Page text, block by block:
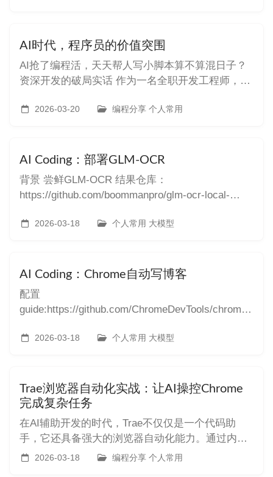
AI时代，程序员的价值突围
AI抢了编程活，天天帮人写小脚本算不算混日子？
资深开发的破局实话 作为一名全职开发工程师，最
迷茫：AI越来越能打，原来咱们手里大把编程工
心业务远得很，不像业务线开发那
2026-03-20 编程分享 个人常用
AI Coding：部署GLM-OCR
背景 尝鲜GLM-OCR 结果仓库：
https://github.com/boommanpro/glm-ocr-local-
了仓库，然后就结束了😅 效果 测试图片：
2026-03-18 个人常用 大模型
AI Coding：Chrome自动写博客
配置
guide:https://github.com/ChromeDevTools/chrome-
instance In Chrome (>= M144), do the following to
2026-03-18 个人常用 大模型
Trae浏览器自动化实战：让AI操控Chrome
完成复杂任务
在AI辅助开发的时代，Trae不仅仅是一个代码助
手，它还具备强大的浏览器自动化能力。通过内置
的Chrome DevTools协议集成，Trae可以像真人一
2026-03-18 编程分享 个人常用